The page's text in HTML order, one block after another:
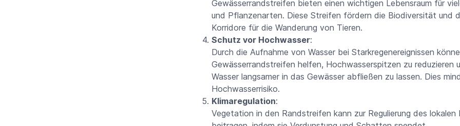
Gewässerrandstreifen bieten einen wichtigen Lebensraum für
und Pflanzenarten. Diese Streifen fördern die Biodiversität und
Korridore für die Wanderung von Tieren.
Schutz vor Hochwasser:
Durch die Aufnahme von Wasser bei Starkregenereignissen
Gewässerrandstreifen helfen, Hochwasserspitzen zu reduzieren
Wasser langsamer in das Gewässer abfließen zu lassen. Dies
Hochwasserrisiko.
Klimaregulation:
Vegetation in den Randstreifen kann zur Regulierung des lokalen